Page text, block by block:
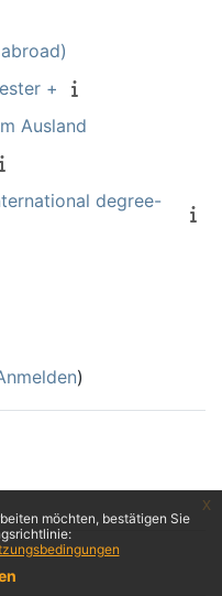
möchten, bestätigen Sie
x
+
Ausland
degree-
)